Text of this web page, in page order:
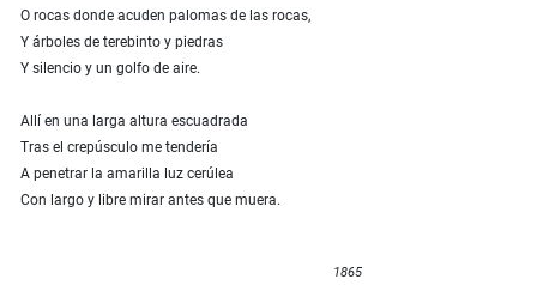
O rocas donde acuden palomas de las rocas,
Y árboles de terebinto y piedras
Y silencio y un golfo de aire.
Allí en una larga altura escuadrada
Tras el crepúsculo me tendería
A penetrar la amarilla luz cerúlea
Con largo y libre mirar antes que muera.
1865